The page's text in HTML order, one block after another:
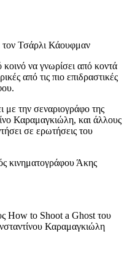
Τσάρλι Κάουφμαν
κοινό να γνωρίσει από κοντά
από τις πιο επιδραστικές
την σεναριογράφο της
Καραμαγκιώλη, και άλλους
σε ερωτήσεις του
κινηματογράφου Άκης
How to Shoot a Ghost του
Καραμαγκιώλη